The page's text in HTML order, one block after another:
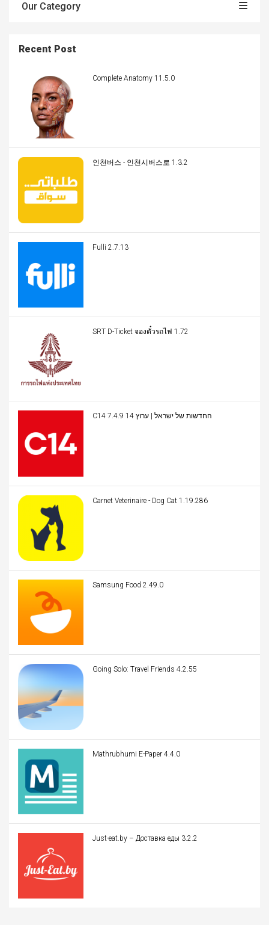
Our Category
Recent Post
Complete Anatomy 11.5.0
인천버스 - 인천시버스로 1.3.2
Fulli 2.7.13
SRT D-Ticket จองตั๋วรถไฟ 1.72
C14 החדשות של ישראל | ערוץ 14 7.4.9
Carnet Veterinaire - Dog Cat 1.19.286
Samsung Food 2.49.0
Going Solo: Travel Friends 4.2.55
Mathrubhumi E-Paper 4.4.0
Just-eat.by – Доставка еды 3.2.2